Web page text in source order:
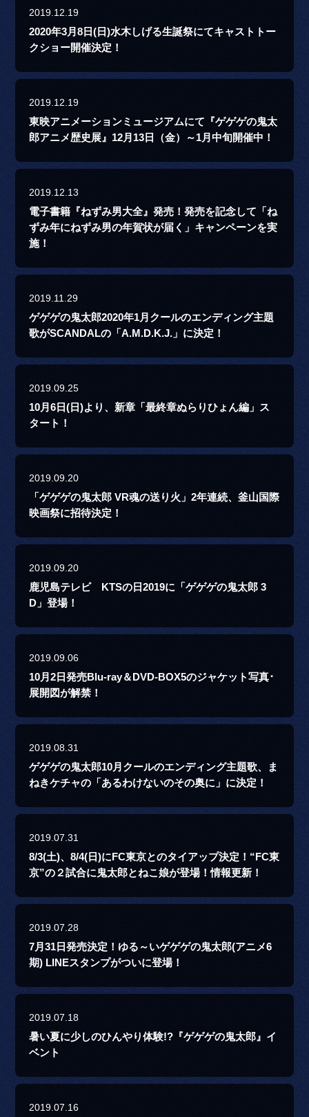
2019.12.19
2020年3月8日(日)水木しげる生誕祭にてキャストトー
クショー開催決定！
2019.12.19
東映アニメーションミュージアムにて『ゲゲゲの鬼太
郎アニメ歴史展』12月13日（金）～1月中旬開催中！
2019.12.13
電子書籍『ねずみ男大全』発売！発売を記念して「ね
ずみ年にねずみ男の年賀状が届く」キャンペーンを実
施！
2019.11.29
ゲゲゲの鬼太郎2020年1月クールのエンディング主題
歌がSCANDALの「A.M.D.K.J.」に決定！
2019.09.25
10月6日(日)より、新章「最終章ぬらりひょん編」ス
タート！
2019.09.20
「ゲゲゲの鬼太郎 VR魂の送り火」2年連続、釜山国際
映画祭に招待決定！
2019.09.20
鹿児島テレビ KTSの日2019に「ゲゲゲの鬼太郎 3
D」登場！
2019.09.06
10月2日発売Blu-ray＆DVD-BOX5のジャケット写真･
展開図が解禁！
2019.08.31
ゲゲゲの鬼太郎10月クールのエンディング主題歌、ま
ねきケチャの「あるわけないのその奥に」に決定！
2019.07.31
8/3(土)、8/4(日)にFC東京とのタイアップ決定！“FC東
京”の２試合に鬼太郎とねこ娘が登場！情報更新！
2019.07.28
7月31日発売決定！ゆる～いゲゲゲの鬼太郎(アニメ6
期) LINEスタンプがついに登場！
2019.07.18
暑い夏に少しのひんやり体験!?『ゲゲゲの鬼太郎』イ
ベント
2019.07.16